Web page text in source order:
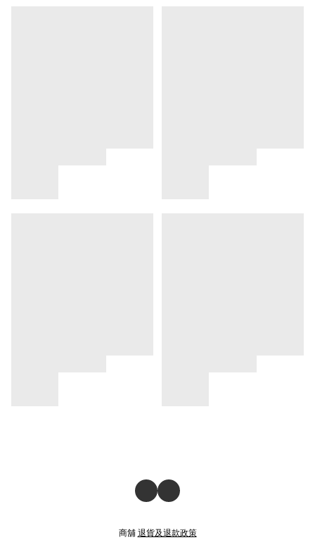
商舖 退貨及退款政策